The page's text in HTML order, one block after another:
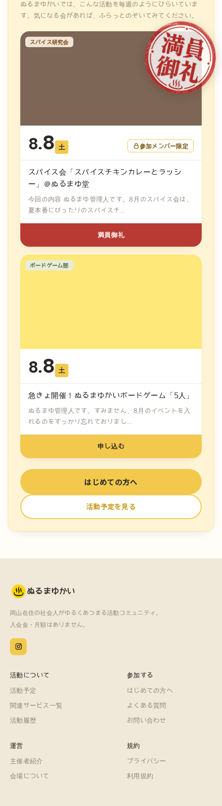
ぬるまゆかいでは、こんな活動を毎週のようにひらいていま
す。気になる会があれば、ふらっとのぞいてみてください。
スパイス研究会
8.8 土 参加メンバー限定
スパイス会「スパイスチキンカレーとラッシ
ー」＠ぬるまゆ堂
今回の内容 ぬるまゆ管理人です。8月のスパイス会は、
夏本番にぴったりのスパイスチ...
満員御礼
ボードゲーム部
8.8 土
急きょ開催！ぬるまゆかいボードゲーム「5人」
ぬるまゆ管理人です。すみません、8月のイベントを入
れるのをすっかり忘れておりまし...
申し込む
はじめての方へ
活動予定を見る
ぬるまゆかい
岡山在住の社会人がゆるくあつまる活動コミュニティ。
入会金・月額はありません。
活動について
活動予定
関連サービス一覧
活動履歴
参加する
はじめての方へ
よくある質問
お問い合わせ
運営
主催者紹介
会場について
規約
プライバシー
利用規約